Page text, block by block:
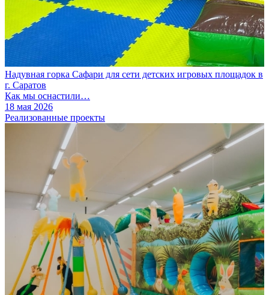
Надувная горка Сафари для сети детских игровых площадок в
г. Саратов
Как мы оснастили…
18 мая 2026
Реализованные проекты